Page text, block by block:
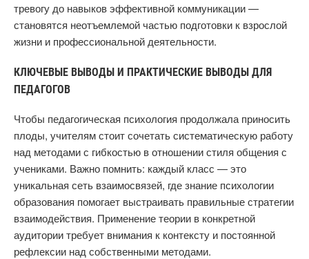
тревогу до навыков эффективной коммуникации —
становятся неотъемлемой частью подготовки к взрослой
жизни и профессиональной деятельности.
КЛЮЧЕВЫЕ ВЫВОДЫ И ПРАКТИЧЕСКИЕ ВЫВОДЫ ДЛЯ
ПЕДАГОГОВ
Чтобы педагогическая психология продолжала приносить
плоды, учителям стоит сочетать систематическую работу
над методами с гибкостью в отношении стиля общения с
учениками. Важно помнить: каждый класс — это
уникальная сеть взаимосвязей, где знание психологии
образования помогает выстраивать правильные стратегии
взаимодействия. Применение теории в конкретной
аудитории требует внимания к контексту и постоянной
рефлексии над собственными методами.